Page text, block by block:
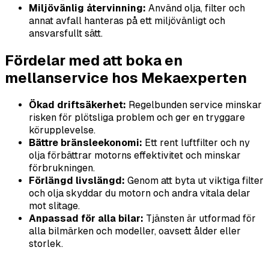
Miljövänlig återvinning: Använd olja, filter och
annat avfall hanteras på ett miljövänligt och
ansvarsfullt sätt.
Fördelar med att boka en
mellanservice hos Mekaexperten
Ökad driftsäkerhet: Regelbunden service minskar
risken för plötsliga problem och ger en tryggare
körupplevelse.
Bättre bränsleekonomi: Ett rent luftfilter och ny
olja förbättrar motorns effektivitet och minskar
förbrukningen.
Förlängd livslängd: Genom att byta ut viktiga filter
och olja skyddar du motorn och andra vitala delar
mot slitage.
Anpassad för alla bilar: Tjänsten är utformad för
alla bilmärken och modeller, oavsett ålder eller
storlek.